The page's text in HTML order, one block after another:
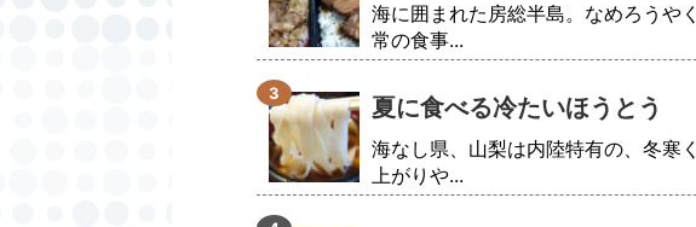
海に囲まれた房総半島。なめろうや
常の食事...
夏に食べる冷たいほうとう
海なし県、山梨は内陸特有の、冬寒
上がりや...